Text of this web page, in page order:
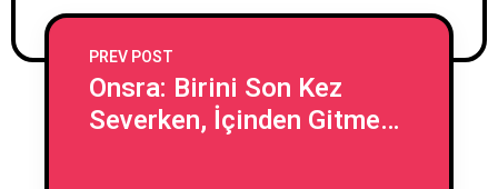
PREV POST
Onsra: Birini Son Kez
Severken, İçinden Gitme